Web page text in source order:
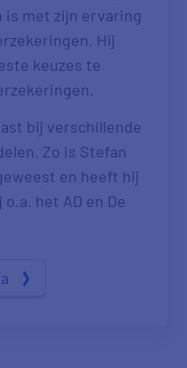
is met zijn ervaring
Hij
keuzes te
bij verschillende
Zo is Stefan
en heeft hij
het AD en De